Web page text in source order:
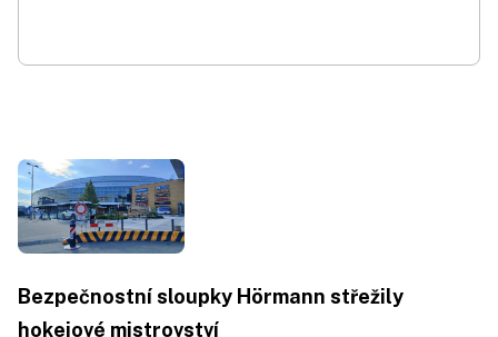
Bezpečnostní sloupky Hörmann střežily
hokejové mistrovství